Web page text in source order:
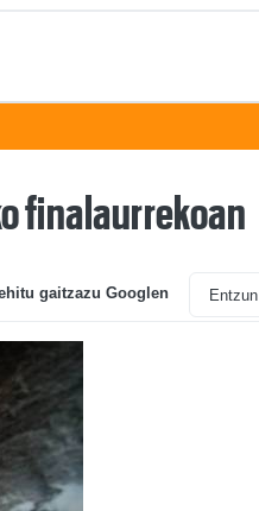
finalaurrekoan
gaitzazu Googlen Entzun